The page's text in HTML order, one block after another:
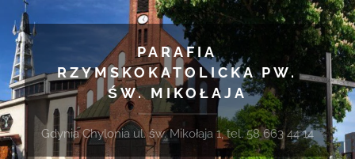
PARAFIA
RZYMSKOKATOLICKA PW.
ŚW. MIKOŁAJA
Gdynia Chylonia ul. św. Mikołaja 1, tel. 58 663 44 14